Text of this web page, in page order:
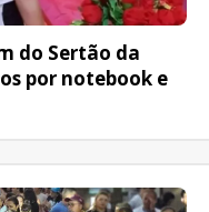
do Sertão da
por notebook e